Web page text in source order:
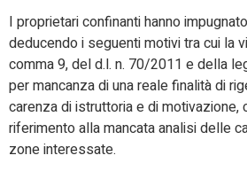
I proprietari confinanti hanno
deducendo i seguenti motivi tra cui la
comma 9, del d.l. n. 70/2011 e della
per mancanza di una reale finalità di
carenza di istruttoria e di motivazione,
riferimento alla mancata analisi delle
zone interessate.